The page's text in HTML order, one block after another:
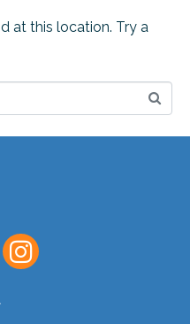
at this location. Try a